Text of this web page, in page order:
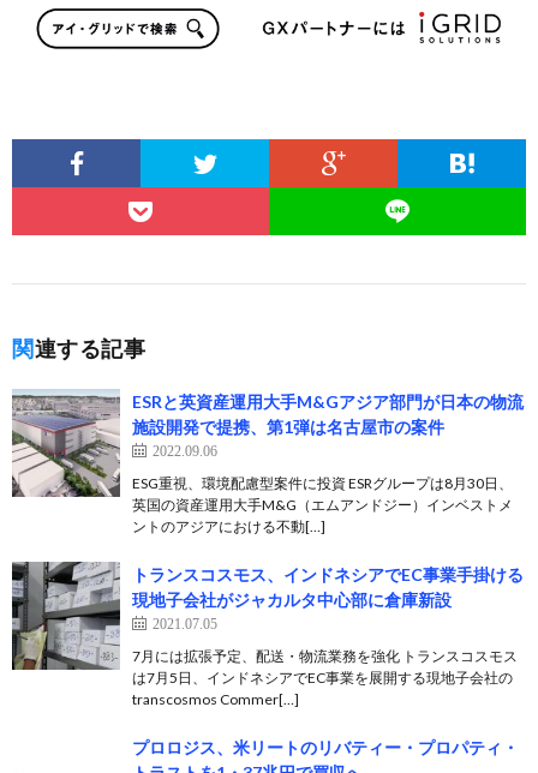
関連する記事
ESRと英資産運用大手M&Gアジア部門が日本の物流
施設開発で提携、第1弾は名古屋市の案件
2022.09.06
ESG重視、環境配慮型案件に投資 ESRグループは8月30日、
英国の資産運⽤⼤⼿M&G（エムアンドジー）インベストメ
ントのアジアにおける不動[…]
トランスコスモス、インドネシアでEC事業手掛ける
現地子会社がジャカルタ中心部に倉庫新設
2021.07.05
7月には拡張予定、配送・物流業務を強化 トランスコスモス
は7月5日、インドネシアでEC事業を展開する現地子会社の
transcosmos Commer[…]
プロロジス、米リートのリバティー・プロパティ・